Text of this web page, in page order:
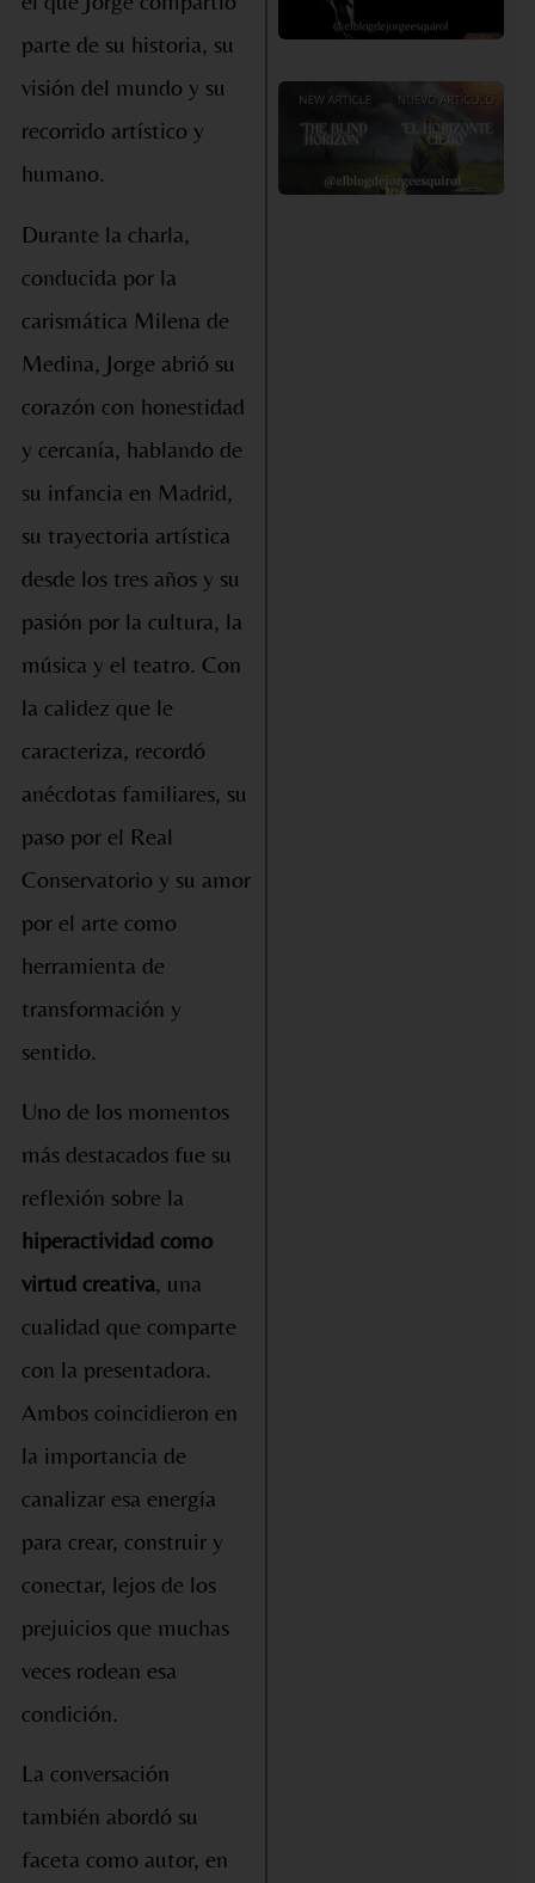
parte de su historia, su
visión del mundo y su
recorrido artístico y
humano.
Durante la charla,
conducida por la
carismática Milena de
Medina, Jorge abrió su
corazón con honestidad
y cercanía, hablando de
su infancia en Madrid,
su trayectoria artística
desde los tres años y su
pasión por la cultura, la
música y el teatro. Con
la calidez que le
caracteriza, recordó
anécdotas familiares, su
paso por el Real
Conservatorio y su amor
por el arte como
herramienta de
transformación y
sentido.
Uno de los momentos
más destacados fue su
reflexión sobre la
hiperactividad como
virtud creativa, una
cualidad que comparte
con la presentadora.
Ambos coincidieron en
la importancia de
canalizar esa energía
para crear, construir y
conectar, lejos de los
prejuicios que muchas
veces rodean esa
condición.
La conversación
también abordó su
faceta como autor, en